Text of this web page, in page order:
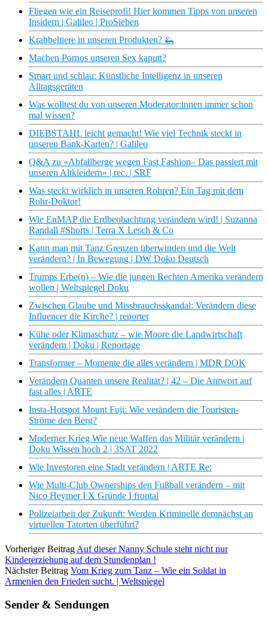
Fliegen wie ein Reiseprofi! Hier kommen Tipps von unseren
Insidern | Galileo | ProSieben
Krabbeltiere in unseren Produkten? 🦗
Machen Pornos unseren Sex kaputt?
Smart und schlau: Künstliche Intelligenz in unseren
Alltagsgeräten
Was wolltest du von unseren Moderator:innen immer schon
mal wissen?
DIEBSTAHL leicht gemacht! Wie viel Technik steckt in
unseren Bank-Karten? | Galileo
Q&A zu «Abfallberge wegen Fast Fashion– Das passiert mit
unseren Altkleidern» | rec. | SRF
Was steckt wirklich in unseren Rohren? Ein Tag mit dem
Rohr-Doktor!
Wie EnMAP die Erdbeobachtung verändern wird! | Suzanna
Randall #Shorts | Terra X Lesch & Co
Kann man mit Tanz Grenzen überwinden und die Welt
verändern? | In Bewegung | DW Doku Deutsch
Trumps Erbe(n) – Wie die jungen Rechten Amerika verändern
wollen | Weltspiegel Doku
Zwischen Glaube und Missbrauchsskandal: Verändern diese
Influencer die Kirche? | reporter
Kühe oder Klimaschutz – wie Moore die Landwirtschaft
verändern | Doku | Reportage
Transformer – Momente die alles verändern | MDR DOK
Verändern Quanten unsere Realität? | 42 – Die Antwort auf
fast alles | ARTE
Insta-Hotspot Mount Fuji: Wie verändern die Touristen-
Ströme den Berg?
Moderner Krieg Wie neue Waffen das Militär verändern |
Doku Wissen hoch 2 | 3SAT 2022
Wie Investoren eine Stadt verändern | ARTE Re:
Wie Multi-Club Ownerships den Fußball verändern – mit
Nico Heymer I X Gründe I frontal
Polizeiarbeit der Zukunft: Werden Kriminelle demnächst an
virtuellen Tatorten überführt?
Vorheriger Beitrag Auf dieser Nanny Schule steht nicht nur
Kindererziehung auf dem Stundenplan !
Nächster Beitrag Vom Krieg zum Tanz – Wie ein Soldat in
Armenien den Frieden sucht. | Weltspiegel
Sender & Sendungen